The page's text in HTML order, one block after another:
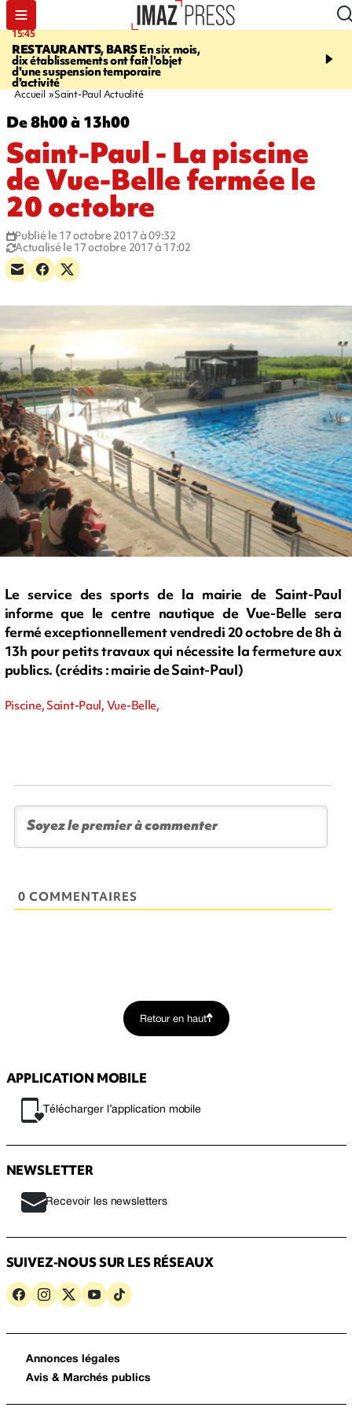
15:45
RESTAURANTS, BARSEn six mois,
dix établissements ont fait l'objet
d'une suspension temporaire
d'activité
17:17
Angeles, un homme vit
Accueil Saint-Paul Actualité
De 8h00 à 13h00
Saint-Paul - La piscine
de Vue-Belle fermée le
20 octobre
Publié le 17 octobre 2017 à 09:32
Actualisé le 17 octobre 2017 à 17:02
Le service des sports de la mairie de Saint-Paul
informe que le centre nautique de Vue-Belle sera
fermé exceptionnellement vendredi 20 octobre de 8h à
13h pour petits travaux qui nécessite la fermeture aux
publics. (crédits : mairie de Saint-Paul)
Piscine, Saint-Paul, Vue-Belle,
0 COMMENTAIRES
Retour en haut
APPLICATION MOBILE
Télécharger l’application mobile
NEWSLETTER
Recevoir les newsletters
SUIVEZ-NOUS SUR LES RÉSEAUX
Annonces légales
Avis & Marchés publics